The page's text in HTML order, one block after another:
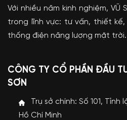
Với nhiều năm kinh nghiệm, VŨ
trong lĩnh vực: tư vấn, thiết
thống điện năng lượng mặt trời.
CÔNG TY CỔ PHẦN ĐẦU
SƠN
Trụ sở chính: Số 101, Tỉnh
Hồ Chí Minh